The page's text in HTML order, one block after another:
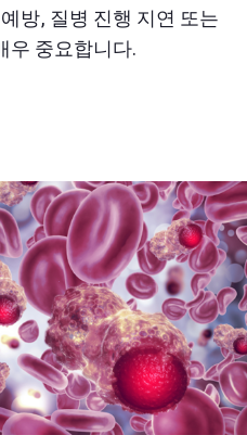
방, 질병 진행 지연 또는
우 중요합니다.